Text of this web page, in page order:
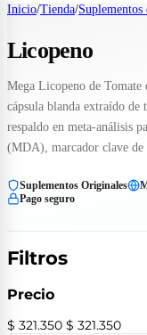
Inicio/Tienda/
Licopeno
Mega Licopeno de
cápsula blanda extraído
respaldo en meta-análisis
(MDA), marcador clave
Suplementos Originales
Pago seguro
Filtros
Precio
$ 321.350 $ 321.350